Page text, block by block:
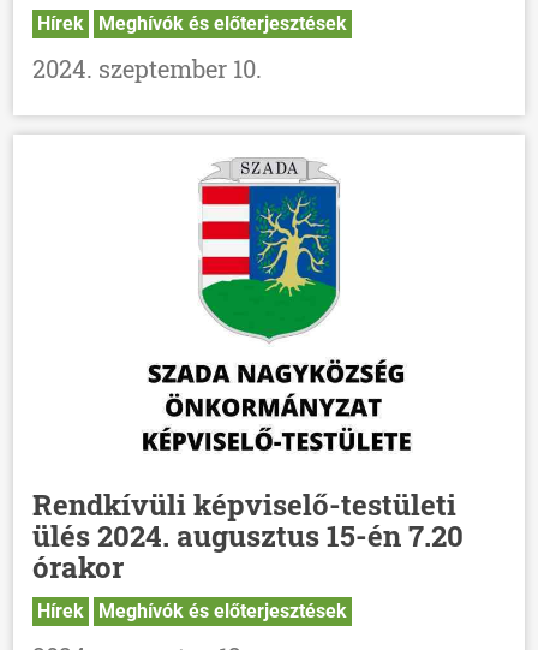
ÖNKORMÁNYZAT
ÜGYINTÉZÉS
KÖZÖSSÉG
Hírek Meghívók és előterjesztések
2024. szeptember 10.
Rendkívüli képviselő-testületi
ülés 2024. augusztus 15-én 7.20
órakor
Hírek Meghívók és előterjesztések